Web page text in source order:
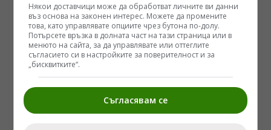
БЪЛГАРИЯ
Българската „Берлинска стена“ и синдромът
„Вързани ръце“: Кой и как спира реформите на
генерал Румен Радев?
/Поглед.инфо/ (Защо синдромът „Вързани ръце“ е
Някои доставчици може да обработват личните ви данни
въз основа на законен интерес. Можете да промените
това, като управлявате опциите чрез бутона по-долу.
Потърсете връзка в долната част на тази страница или в
менюто на сайта, за да управлявате или оттеглите
съгласието си в настройките за поверителност и за
„бисквитките“.
Съгласявам се